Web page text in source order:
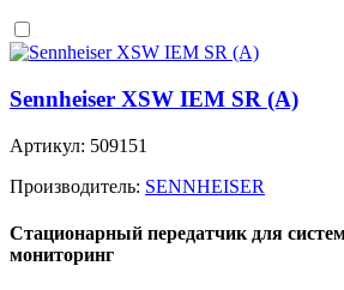
Sennheiser XSW IEM SR (A)
Артикул: 509151
Производитель: SENNHEISER
Стационарный передатчик для
мониторинг